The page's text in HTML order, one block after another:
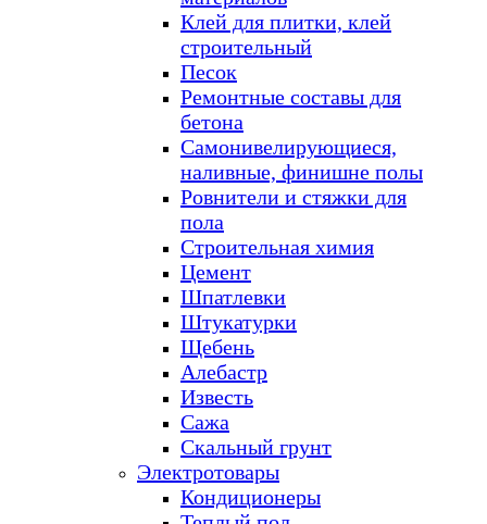
Клей для плитки, клей
строительный
Песок
Ремонтные составы для
бетона
Самонивелирующиеся,
наливные, финишне полы
Ровнители и стяжки для
пола
Строительная химия
Цемент
Шпатлевки
Штукатурки
Щебень
Алебастр
Известь
Сажа
Скальный грунт
Электротовары
Кондиционеры